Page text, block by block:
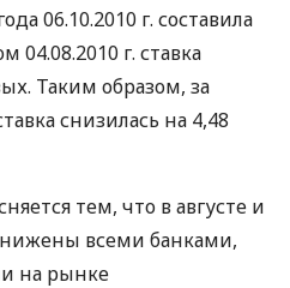
06.10.2010 г. составила
04.08.2010 г. ставка
Таким образом, за
снизилась на 4,48
тем, что в августе и
всеми банками,
на рынке